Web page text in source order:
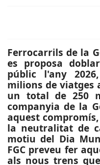
Ferrocarrils de la
es proposa
públic l'any
milions de viatges
un total de 250
companyia de la
aquest
la neutralitat de
motiu del Dia
FGC preveu fer
als nous trens